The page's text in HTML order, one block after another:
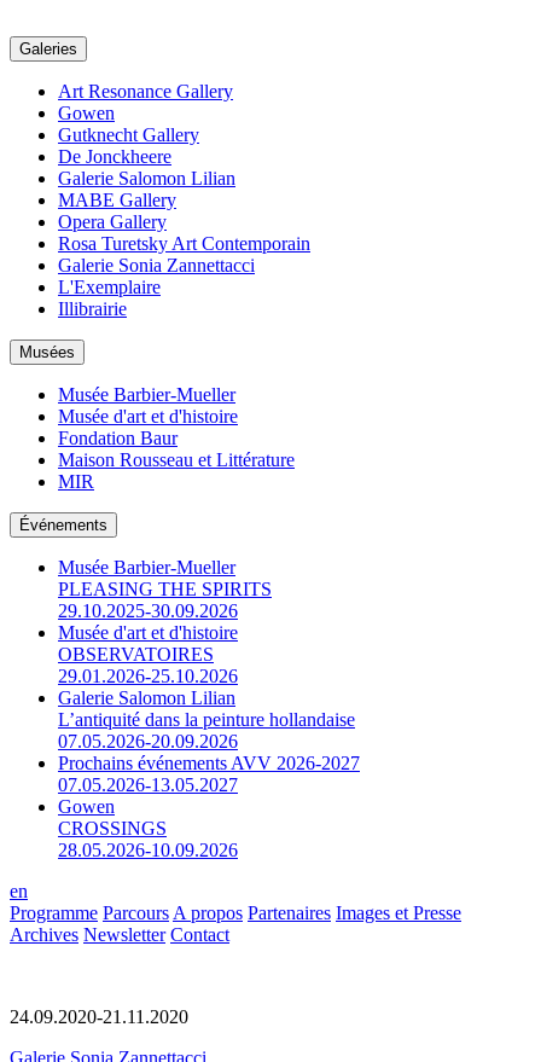
Galeries
Art Resonance Gallery
Gowen
Gutknecht Gallery
De Jonckheere
Galerie Salomon Lilian
MABE Gallery
Opera Gallery
Rosa Turetsky Art Contemporain
Galerie Sonia Zannettacci
L'Exemplaire
Illibrairie
Musées
Musée Barbier-Mueller
Musée d'art et d'histoire
Fondation Baur
Maison Rousseau et Littérature
MIR
Événements
Musée Barbier-Mueller
PLEASING THE SPIRITS
29.10.2025-30.09.2026
Musée d'art et d'histoire
OBSERVATOIRES
29.01.2026-25.10.2026
Galerie Salomon Lilian
L’antiquité dans la peinture hollandaise
07.05.2026-20.09.2026
Prochains événements AVV 2026-2027
07.05.2026-13.05.2027
Gowen
CROSSINGS
28.05.2026-10.09.2026
en
Programme Parcours A propos Partenaires Images et Presse
Archives Newsletter Contact
24.09.2020-21.11.2020
Galerie Sonia Zannettacci